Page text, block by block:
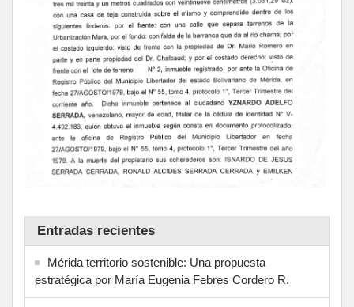
Entradas recientes
Mérida territorio sostenible: Una propuesta
estratégica por María Eugenia Febres Cordero R.